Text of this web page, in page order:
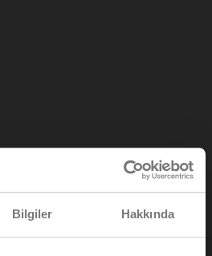
Bilgiler Hakkında